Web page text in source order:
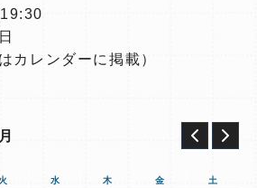
カレンダーに掲載）
火 水 木 金 土